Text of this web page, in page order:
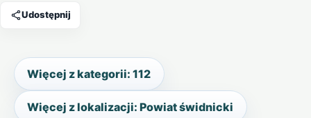
Udostępnij
Więcej z kategorii: 112
Więcej z lokalizacji: Powiat świdnicki